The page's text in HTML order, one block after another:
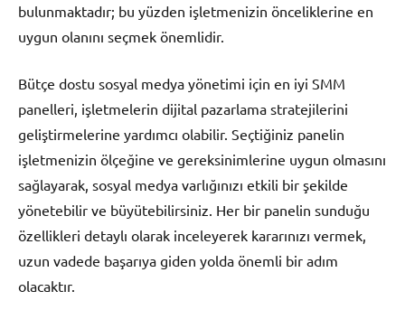
bulunmaktadır; bu yüzden işletmenizin önceliklerine en
uygun olanını seçmek önemlidir.
Bütçe dostu sosyal medya yönetimi için en iyi SMM
panelleri, işletmelerin dijital pazarlama stratejilerini
geliştirmelerine yardımcı olabilir. Seçtiğiniz panelin
işletmenizin ölçeğine ve gereksinimlerine uygun olmasını
sağlayarak, sosyal medya varlığınızı etkili bir şekilde
yönetebilir ve büyütebilirsiniz. Her bir panelin sunduğu
özellikleri detaylı olarak inceleyerek kararınızı vermek,
uzun vadede başarıya giden yolda önemli bir adım
olacaktır.